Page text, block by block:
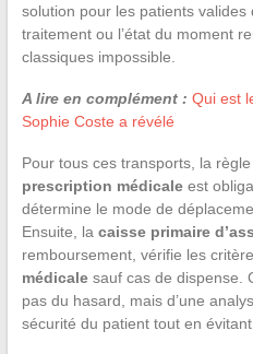
solution pour les patients valides
traitement ou l’état du moment
classiques impossible.
A lire en complément : Qui est
Sophie Coste a révélé
Pour tous ces transports, la
prescription médicaleest
détermine le mode de
Ensuite, la caisse primaire
remboursement, vérifie les
médicalesauf cas de dispense.
pas du hasard, mais d’une
sécurité du patient tout en